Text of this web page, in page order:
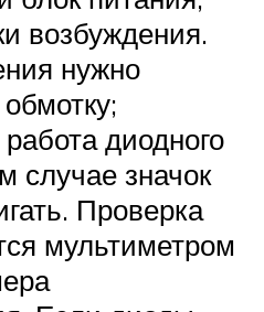
возбуждения.
нужно
диодного
случае значок
Проверка
мультиметром